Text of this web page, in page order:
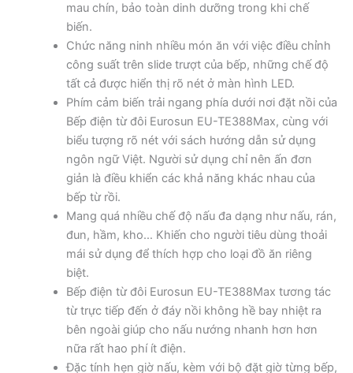
mau chín, bảo toàn dinh dưỡng trong khi chế
biến.
Chức năng ninh nhiều món ăn với việc điều chỉnh
công suất trên slide trượt của bếp, những chế độ
tất cả được hiển thị rõ nét ở màn hình LED.
Phím cảm biến trải ngang phía dưới nơi đặt nồi của
Bếp điện từ đôi Eurosun EU-TE388Max, cùng với
biểu tượng rõ nét với sách hướng dẫn sử dụng
ngôn ngữ Việt. Người sử dụng chỉ nên ấn đơn
giản là điều khiển các khả năng khác nhau của
bếp từ rồi.
Mang quá nhiều chế độ nấu đa dạng như nấu, rán,
đun, hầm, kho… Khiến cho người tiêu dùng thoải
mái sử dụng để thích hợp cho loại đồ ăn riêng
biệt.
Bếp điện từ đôi Eurosun EU-TE388Max tương tác
từ trực tiếp đến ở đáy nồi không hề bay nhiệt ra
bên ngoài giúp cho nấu nướng nhanh hơn hơn
nữa rất hao phí ít điện.
Đặc tính hẹn giờ nấu, kèm với bộ đặt giờ từng bếp,